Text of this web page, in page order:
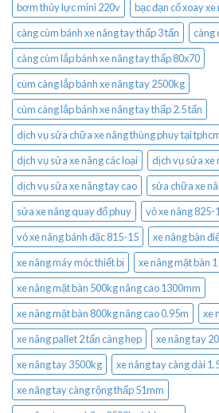
bơm thủy lực mini 220v
bạc đạn cổ xoay
càng cùm bánh xe nâng tay thấp 3 tấn
càng
càng cùm lắp bánh xe nâng tay thấp 80x70
cùm càng lắp bánh xe nâng tay 2500kg
cùm càng lắp bánh xe nâng tay thấp 2.5 tấn
dịch vụ sửa chữa xe nâng thùng phuy tại
dịch vụ sửa xe nâng các loại
dịch vụ sửa xe
dịch vụ sửa xe nâng tay cao
sửa chữa xe
sửa xe nâng quay đổ phuy
vỏ xe nâng 825-
vỏ xe nâng bánh đặc 815-15
xe nâng bàn
xe nâng máy móc thiết bị
xe nâng mặt bàn 1
xe nâng mặt bàn 500kg nâng cao 1300mm
xe nâng mặt bàn 800kg nâng cao 0.95m
xe
xe nâng pallet 2 tấn càng hẹp
xe nâng tay
xe nâng tay 3500kg
xe nâng tay càng dài
xe nâng tay càng rộng thấp 51mm